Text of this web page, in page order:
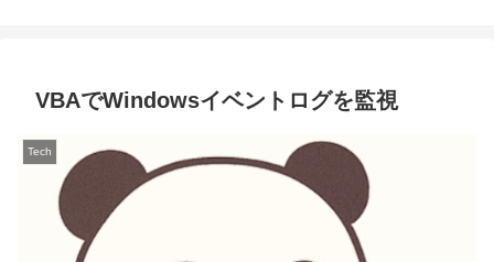
VBAでWindowsイベントログを監視
Tech